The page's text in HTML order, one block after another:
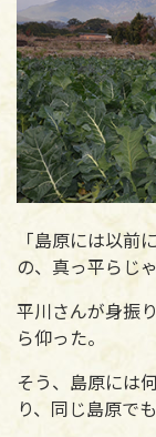
「島原には以前
の、真っ平らじ
平川さんが身振
ら仰った。
そう、島原には
り、同じ島原で